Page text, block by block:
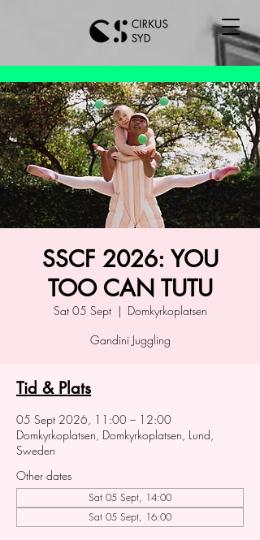
SSCF 2026: YOU
TOO CAN TUTU
Sat 05 Sept
  |
Domkyrkoplatsen
Gandini Juggling
Tid & Plats
05 Sept 2026, 11:00 – 12:00
Domkyrkoplatsen, Domkyrkoplatsen, Lund,
Sweden
Other dates
Sat 05 Sept, 14:00
Sat 05 Sept, 16:00